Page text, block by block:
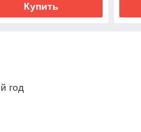
Купить
год